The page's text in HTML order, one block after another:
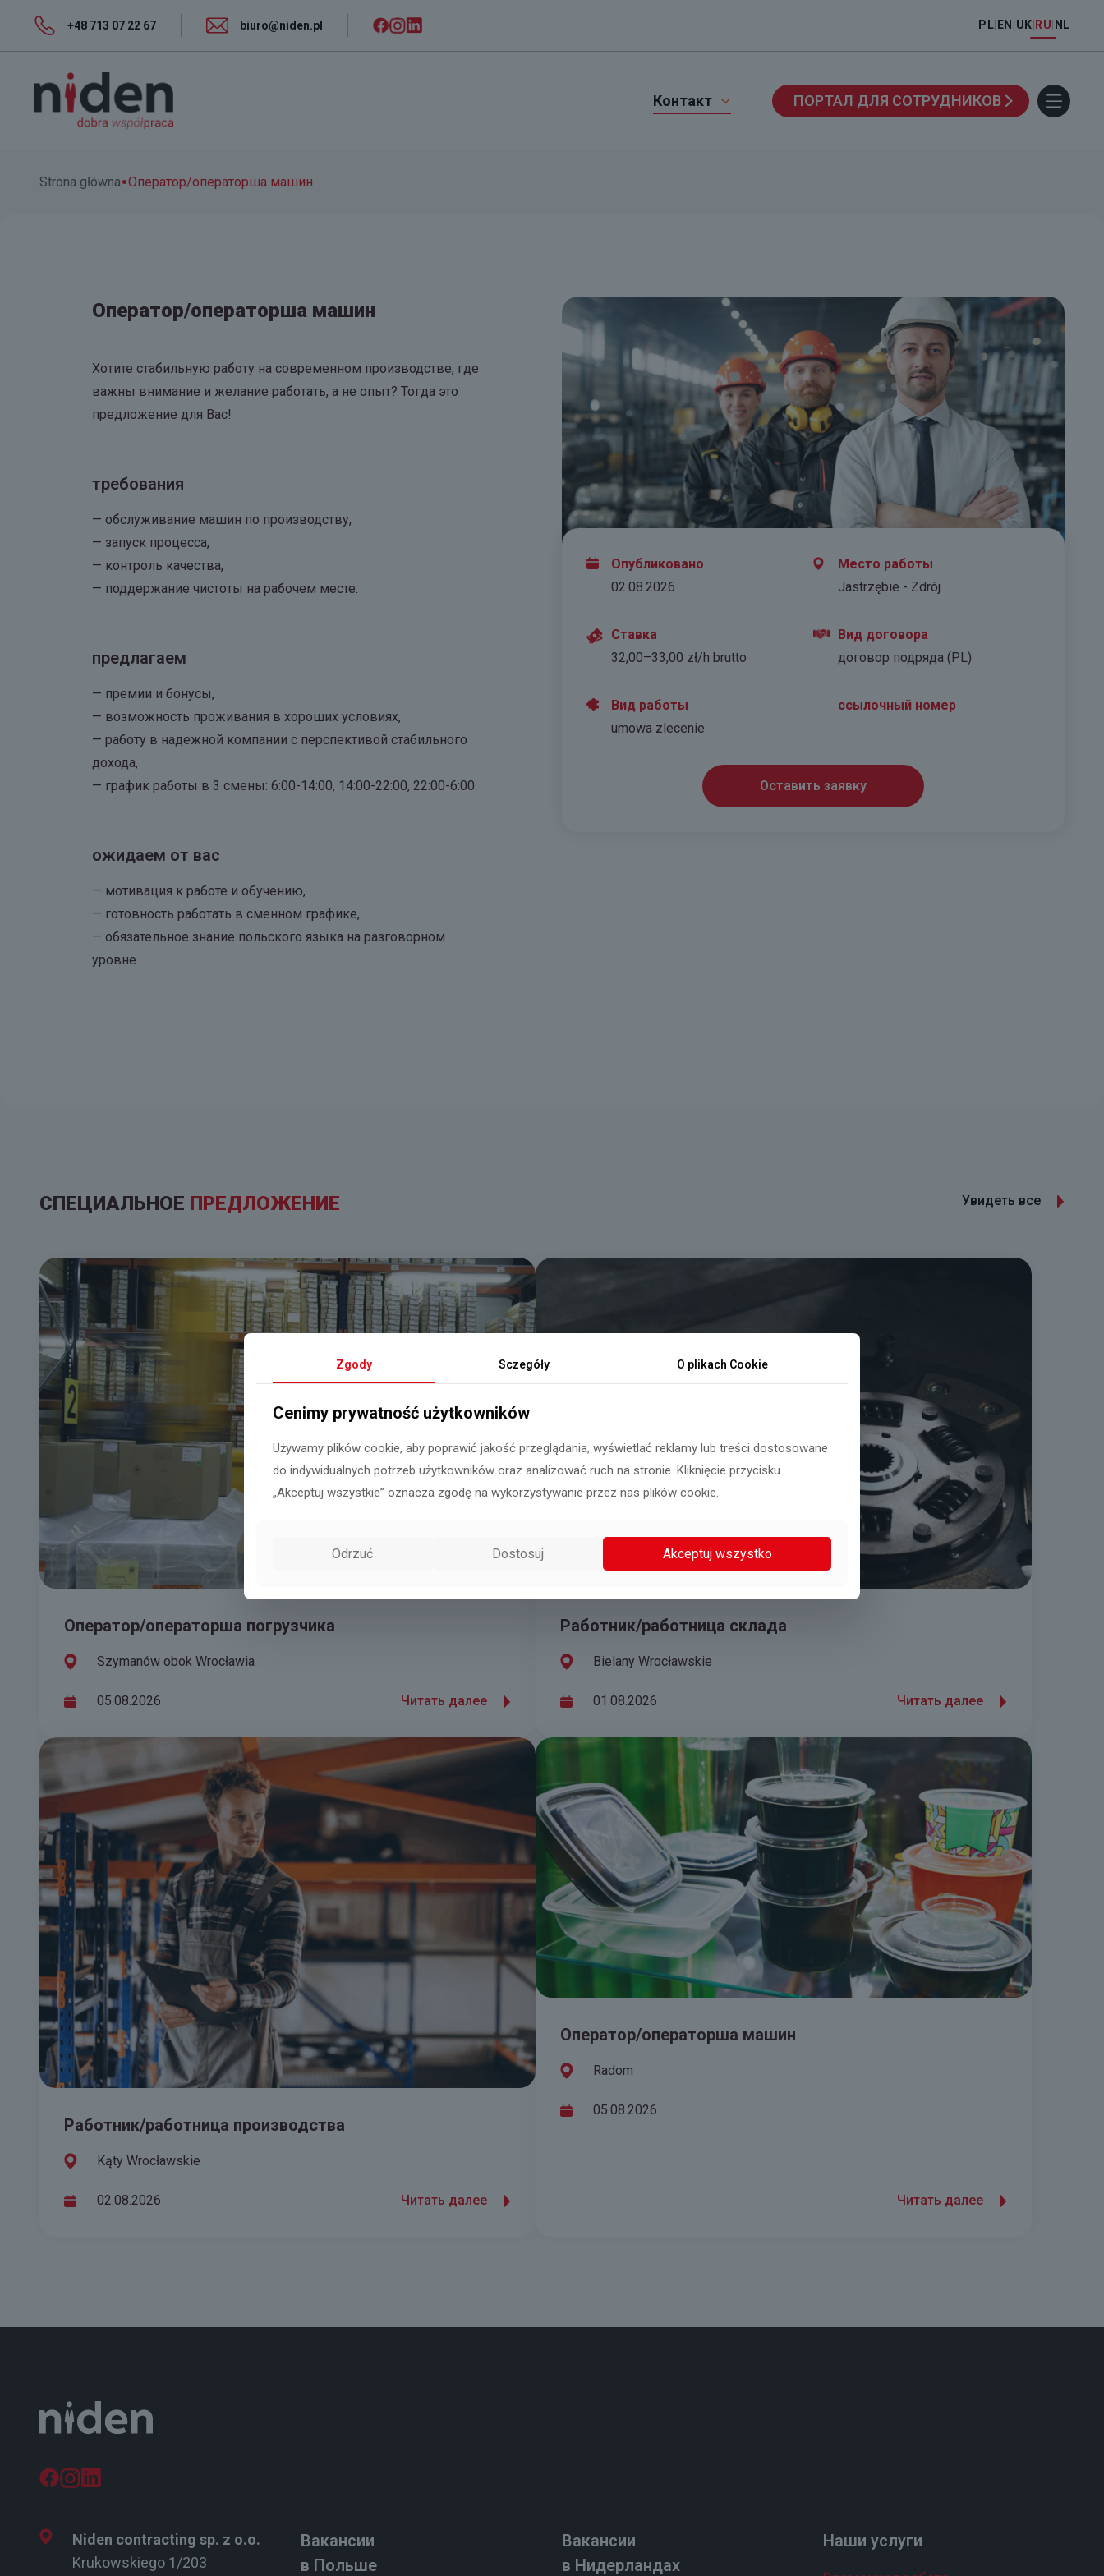
+48 713 07 22 67 biuro@niden.pl PL EN UK RU NL
Контакт ПОРТАЛ ДЛЯ СОТРУДНИКОВ
Strona główna•Оператор/операторша машин
Оператор/операторша машин
Хотите стабильную работу на современном производстве, где
важны внимание и желание работать, а не опыт? Тогда это
предложение для Вас!
требования
— обслуживание машин по производству,
— запуск процесса,
— контроль качества,
— поддержание чистоты на рабочем месте.
предлагаем
— премии и бонусы,
— возможность проживания в хороших условиях,
— работу в надежной компании с перспективой стабильного
дохода,
— график работы в 3 смены: 6:00-14:00, 14:00-22:00, 22:00-6:00.
ожидаем от вас
— мотивация к работе и обучению,
— готовность работать в сменном графике,
— обязательное знание польского языка на разговорном
уровне.
Опубликовано
02.08.2026
Место работы
Jastrzębie - Zdrój
Ставка
32,00–33,00 zł/h brutto
Вид договора
договор подряда (PL)
Вид работы
umowa zlecenie
ссылочный номер
Оставить заявку
СПЕЦИАЛЬНОЕ ПРЕДЛОЖЕНИЕ Увидеть все
Оператор/операторша погрузчика
Szymanów obok Wrocławia
05.08.2026 Читать далее
Работник/работница склада
Bielany Wrocławskie
01.08.2026 Читать далее
Работник/работница производства
Kąty Wrocławskie
02.08.2026 Читать далее
Оператор/операторша машин
Radom
05.08.2026
Читать далее
Niden contracting sp. z o.o.
Krukowskiego 1/203
Вакансии
в Польше
Вакансии
в Нидерландах
Наши услуги
Zgody Sczegóły O plikach Cookie
Cenimy prywatność użytkowników
Używamy plików cookie, aby poprawić jakość przeglądania, wyświetlać reklamy lub treści dostosowane
do indywidualnych potrzeb użytkowników oraz analizować ruch na stronie. Kliknięcie przycisku
„Akceptuj wszystkie” oznacza zgodę na wykorzystywanie przez nas plików cookie.
Odrzuć Dostosuj Akceptuj wszystko